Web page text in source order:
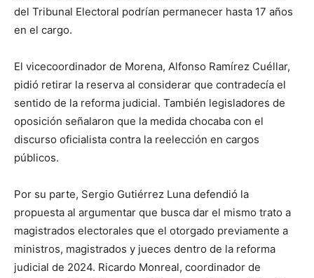
del Tribunal Electoral podrían permanecer hasta 17 años
en el cargo.
El vicecoordinador de Morena, Alfonso Ramírez Cuéllar,
pidió retirar la reserva al considerar que contradecía el
sentido de la reforma judicial. También legisladores de
oposición señalaron que la medida chocaba con el
discurso oficialista contra la reelección en cargos
públicos.
Por su parte, Sergio Gutiérrez Luna defendió la
propuesta al argumentar que busca dar el mismo trato a
magistrados electorales que el otorgado previamente a
ministros, magistrados y jueces dentro de la reforma
judicial de 2024. Ricardo Monreal, coordinador de